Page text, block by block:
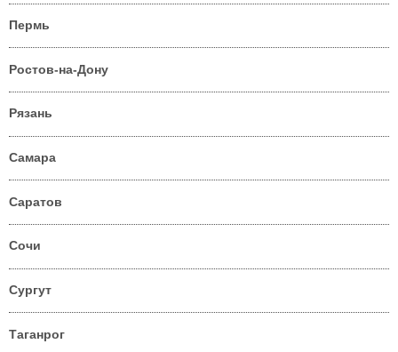
Пермь
Ростов-на-Дону
Рязань
Самара
Саратов
Сочи
Сургут
Таганрог